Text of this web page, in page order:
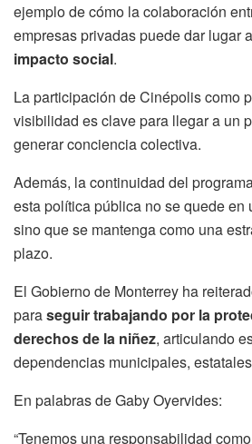
ejemplo de cómo la colaboración
empresas privadas puede dar lugar a
impacto social.
La participación de Cinépolis como
visibilidad es clave para llegar a un
generar conciencia colectiva.
Además, la continuidad del
esta política pública no se quede en
sino que se mantenga como una
plazo.
El Gobierno de Monterrey ha
paraseguir trabajando por la
derechos de la niñez, articulando
dependencias municipales,
En palabras de Gaby Oyervides:
“Tenemos una responsabilidad